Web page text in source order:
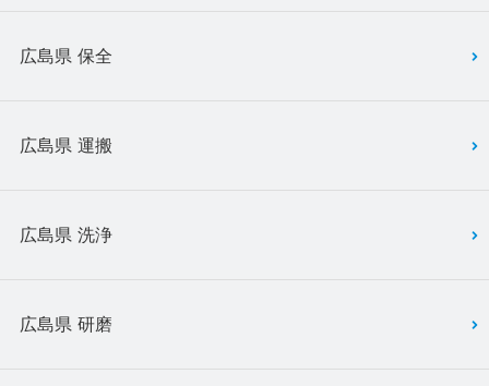
広島県 保全
広島県 運搬
広島県 洗浄
広島県 研磨